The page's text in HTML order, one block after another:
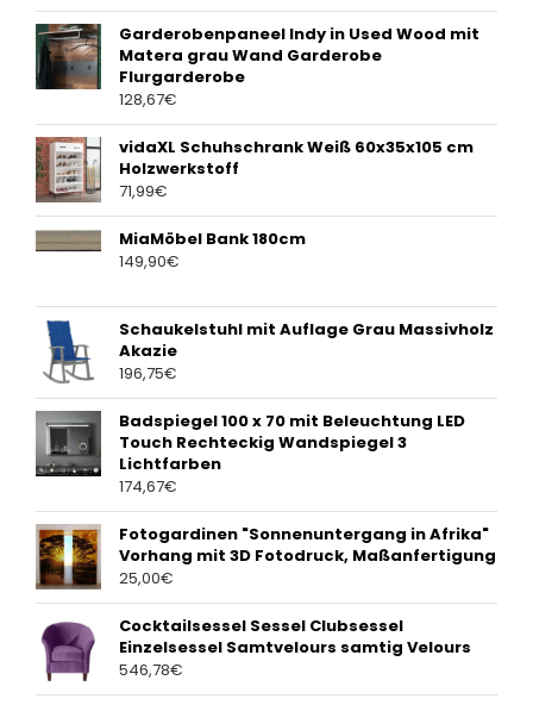
Garderobenpaneel Indy in Used Wood mit
Matera grau Wand Garderobe
Flurgarderobe
128,67€
vidaXL Schuhschrank Weiß 60x35x105 cm
Holzwerkstoff
71,99€
MiaMöbel Bank 180cm
149,90€
Schaukelstuhl mit Auflage Grau Massivholz
Akazie
196,75€
Badspiegel 100 x 70 mit Beleuchtung LED
Touch Rechteckig Wandspiegel 3
Lichtfarben
174,67€
Fotogardinen "Sonnenuntergang in Afrika"
Vorhang mit 3D Fotodruck, Maßanfertigung
25,00€
Cocktailsessel Sessel Clubsessel
Einzelsessel Samtvelours samtig Velours
546,78€